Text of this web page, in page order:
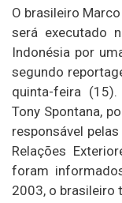
O brasileiro
será executado
Indonésia por
segundo
quinta-feira
Tony Spontana,
responsável
Relações
foram
2003, o brasileiro